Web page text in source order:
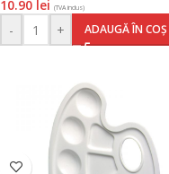
10.90 lei (TVA inclus)
- + ADAUGĂ ÎN COȘ